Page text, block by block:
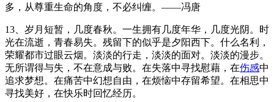
多，从尊重生命的角度，不必纠缠。——冯唐
13、岁月短暂，几度春秋。一生拥有几度年华，几度光阴。时
光在流逝，青春易失。残留下的似乎是夕阳西下。什么名利，
荣耀都市过眼云烟。淡淡的行走，淡淡的面对。淡淡的漫步。
无所谓得与失，不在意成与败。在失落中寻找慰藉，在伤感中
追求梦想。在痛苦中幻想自由，在烦恼中存留希望。在相思中
寻找美好，在快乐时回忆经历。